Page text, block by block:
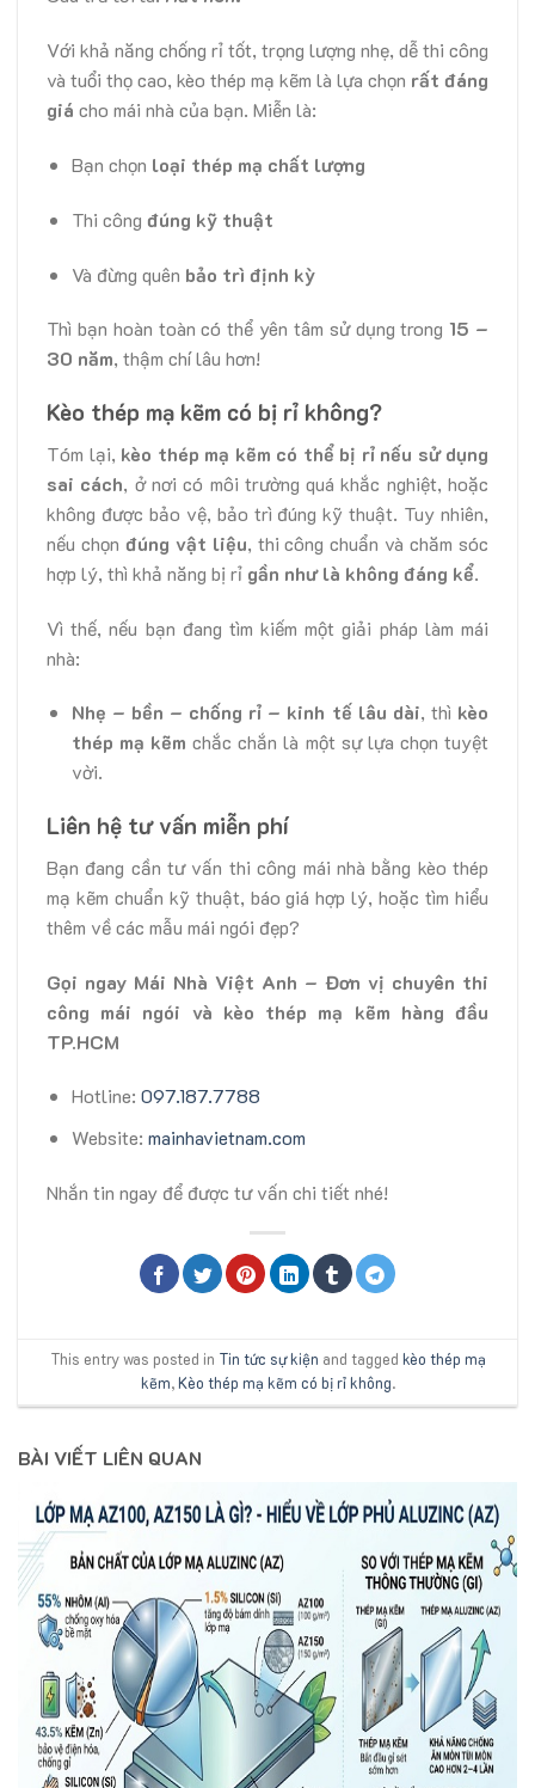
Với khả năng chống rỉ tốt, trọng lượng nhẹ, dễ thi công
và tuổi thọ cao, kèo thép mạ kẽm là lựa chọn rất đáng
giá cho mái nhà của bạn. Miễn là:
Bạn chọn loại thép mạ chất lượng
Thi công đúng kỹ thuật
Và đừng quên bảo trì định kỳ
Thì bạn hoàn toàn có thể yên tâm sử dụng trong15 –
30 năm, thậm chí lâu hơn!
Kèo thép mạ kẽm có bị rỉ không?
Tóm lại, kèo thép mạ kẽm có thể bị rỉ nếu sử dụng
sai cách, ở nơi có môi trường quá khắc nghiệt, hoặc
không được bảo vệ, bảo trì đúng kỹ thuật. Tuy nhiên,
nếu chọn đúng vật liệu, thi công chuẩn và chăm sóc
hợp lý, thì khả năng bị rỉ gần như là không đáng kể.
Vì thế, nếu bạn đang tìm kiếm một giải pháp làm mái
nhà:
Nhẹ – bền – chống rỉ – kinh tế lâu dài, thì kèo
thép mạ kẽm chắc chắn là một sự lựa chọn tuyệt
vời.
Liên hệ tư vấn miễn phí
Bạn đang cần tư vấn thi công mái nhà bằng kèo thép
mạ kẽm chuẩn kỹ thuật, báo giá hợp lý, hoặc tìm hiểu
thêm về các mẫu mái ngói đẹp?
Gọi ngay Mái Nhà Việt Anh – Đơn vị chuyên thi
công mái ngói và kèo thép mạ kẽm hàng đầu
TP.HCM
Hotline: 097.187.7788
Website: mainhavietnam.com
Nhắn tin ngay để được tư vấn chi tiết nhé!
This entry was posted in Tin tức sự kiện and tagged kèo thép mạ
kẽm,Kèo thép mạ kẽm có bị rỉ không.
BÀI VIẾT LIÊN QUAN